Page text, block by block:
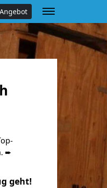
Angebot
➨
geht!